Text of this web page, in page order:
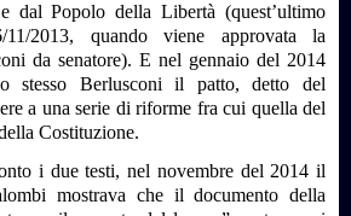
dal Popolo della Libertà (quest’ultimo
2013, quando viene approvata la
da senatore). E nel gennaio del 2014
stesso Berlusconi il patto, detto del
a una serie di riforme fra cui quella del
Costituzione.
i due testi, nel novembre del 2014 il
mostrava che il documento della